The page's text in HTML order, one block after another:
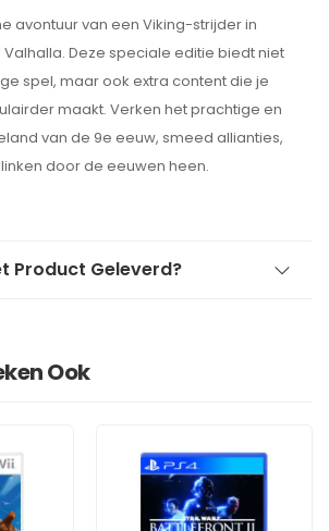
avontuur van een Viking-strijder in
Valhalla. Deze speciale editie biedt niet
spel, maar ook extra content die je
maakt. Verken het prachtige en
van de 9e eeuw, smeed allianties,
door de eeuwen heen.
Product Geleverd?
Ook